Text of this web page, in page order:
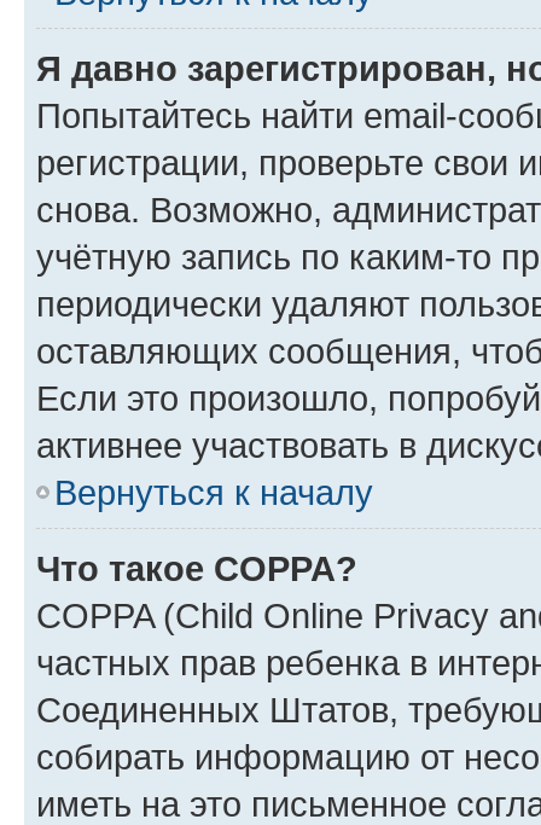
Я давно зарегистрирован,
Попытайтесь найти email-
регистрации, проверьте свои
снова. Возможно,
учётную запись по каким-то
периодически удаляют
оставляющих сообщения,
Если это произошло,
активнее участвовать в
Вернуться к началу
Что такое COPPA?
COPPA (Child Online Privacy
частных прав ребенка в
Соединенных Штатов,
собирать информацию от
иметь на это письменное